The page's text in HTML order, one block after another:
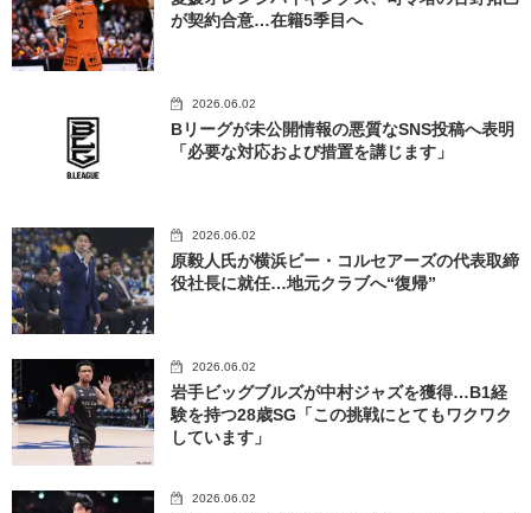
が契約合意…在籍5季目へ
2026.06.02
Bリーグが未公開情報の悪質なSNS投稿へ表明
「必要な対応および措置を講じます」
2026.06.02
原毅人氏が横浜ビー・コルセアーズの代表取締
役社長に就任…地元クラブへ“復帰”
2026.06.02
岩手ビッグブルズが中村ジャズを獲得…B1経
験を持つ28歳SG「この挑戦にとてもワクワク
しています」
2026.06.02